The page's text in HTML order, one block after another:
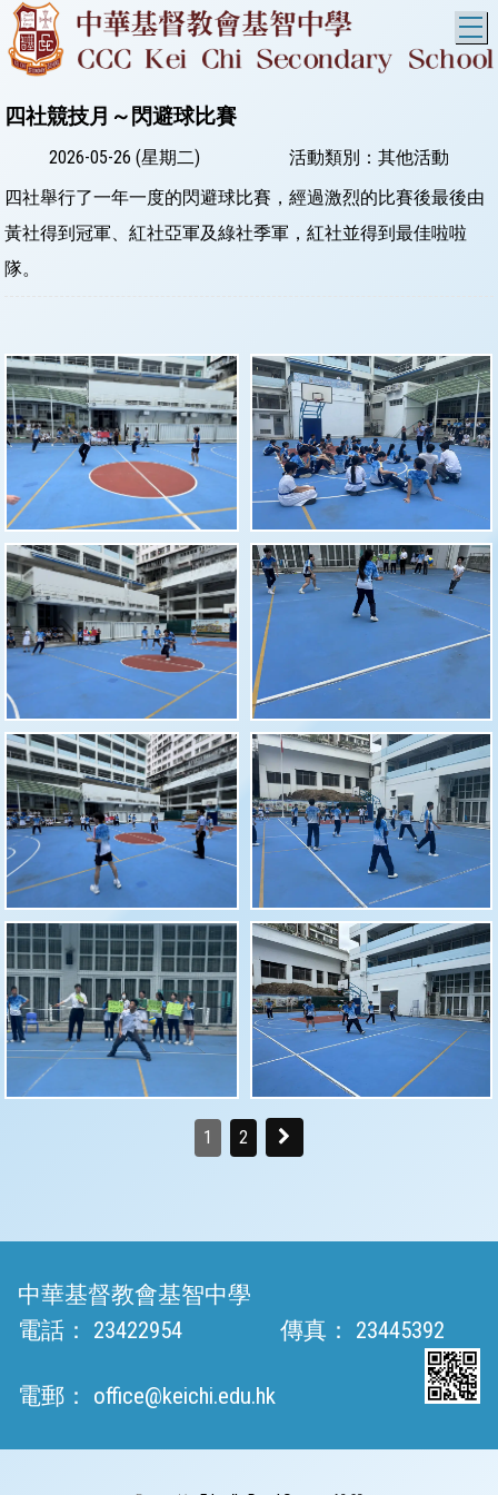
四社競技月～閃避球比賽
2026-05-26 (星期二)
活動類別：其他活動
四社舉行了一年一度的閃避球比賽，經過激烈的比賽後最後由
黃社得到冠軍、紅社亞軍及綠社季軍，紅社並得到最佳啦啦
隊。
1 2
中華基督教會基智中學
電話：
23422954 傳真： 23445392
電郵： office@keichi.edu.hk